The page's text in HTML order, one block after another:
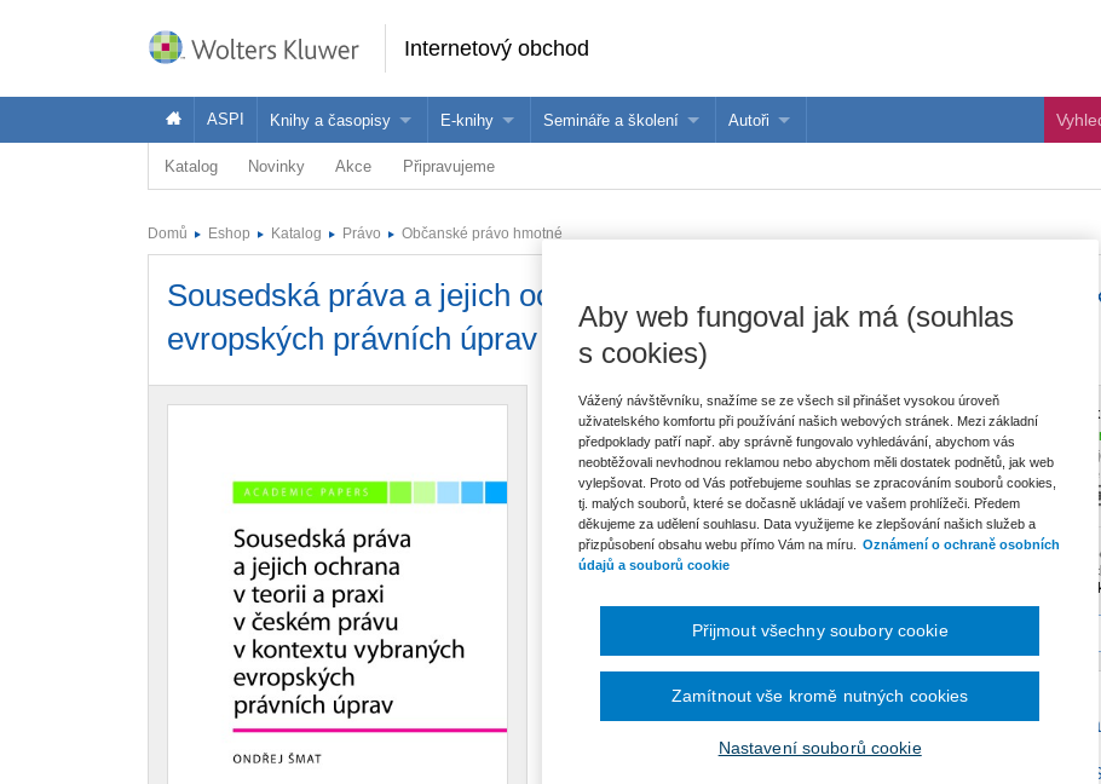
Internetový obchod
ASPI Knihy a časopisy
Knihy
E-knihy
Jak na naše e-knihy?
Půjčit si e-knihu
Semináře a školení Autoři
Katalog Novinky Akce Připravujeme
Domů Eshop Katalog Právo Občanské právo hmotné
Sousedská práva a jejich ochrana v teorii a praxi v českém právu v
evropských právních úprav
V
Ke
Vydavatel Wolters Kluwer
Autor Ondřej Šmat
Typ publikace monografie
Datum vydání 3/2025
E-kniha
Formát Smarteca
Aby web fungoval jak má (souhlas
s cookies)
Vážený návštěvníku, snažíme se ze všech sil přinášet vysokou úroveň
uživatelského komfortu při používání našich webových stránek. Mezi základní
předpoklady patří např. aby správně fungovalo vyhledávání, abychom vás
neobtěžovali nevhodnou reklamou nebo abychom měli dostatek podnětů, jak web
vylepšovat. Proto od Vás potřebujeme souhlas se zpracováním souborů cookies,
tj. malých souborů, které se dočasně ukládají ve vašem prohlížeči. Předem
děkujeme za udělení souhlasu. Data využijeme ke zlepšování našich služeb a
přizpůsobení obsahu webu přímo Vám na míru.
Oznámení o ochraně osobních
údajů a souborů cookie
Nastavení souborů cookie
Zamítnout vše kromě nutných cookies
Přijmout všechny soubory cookie